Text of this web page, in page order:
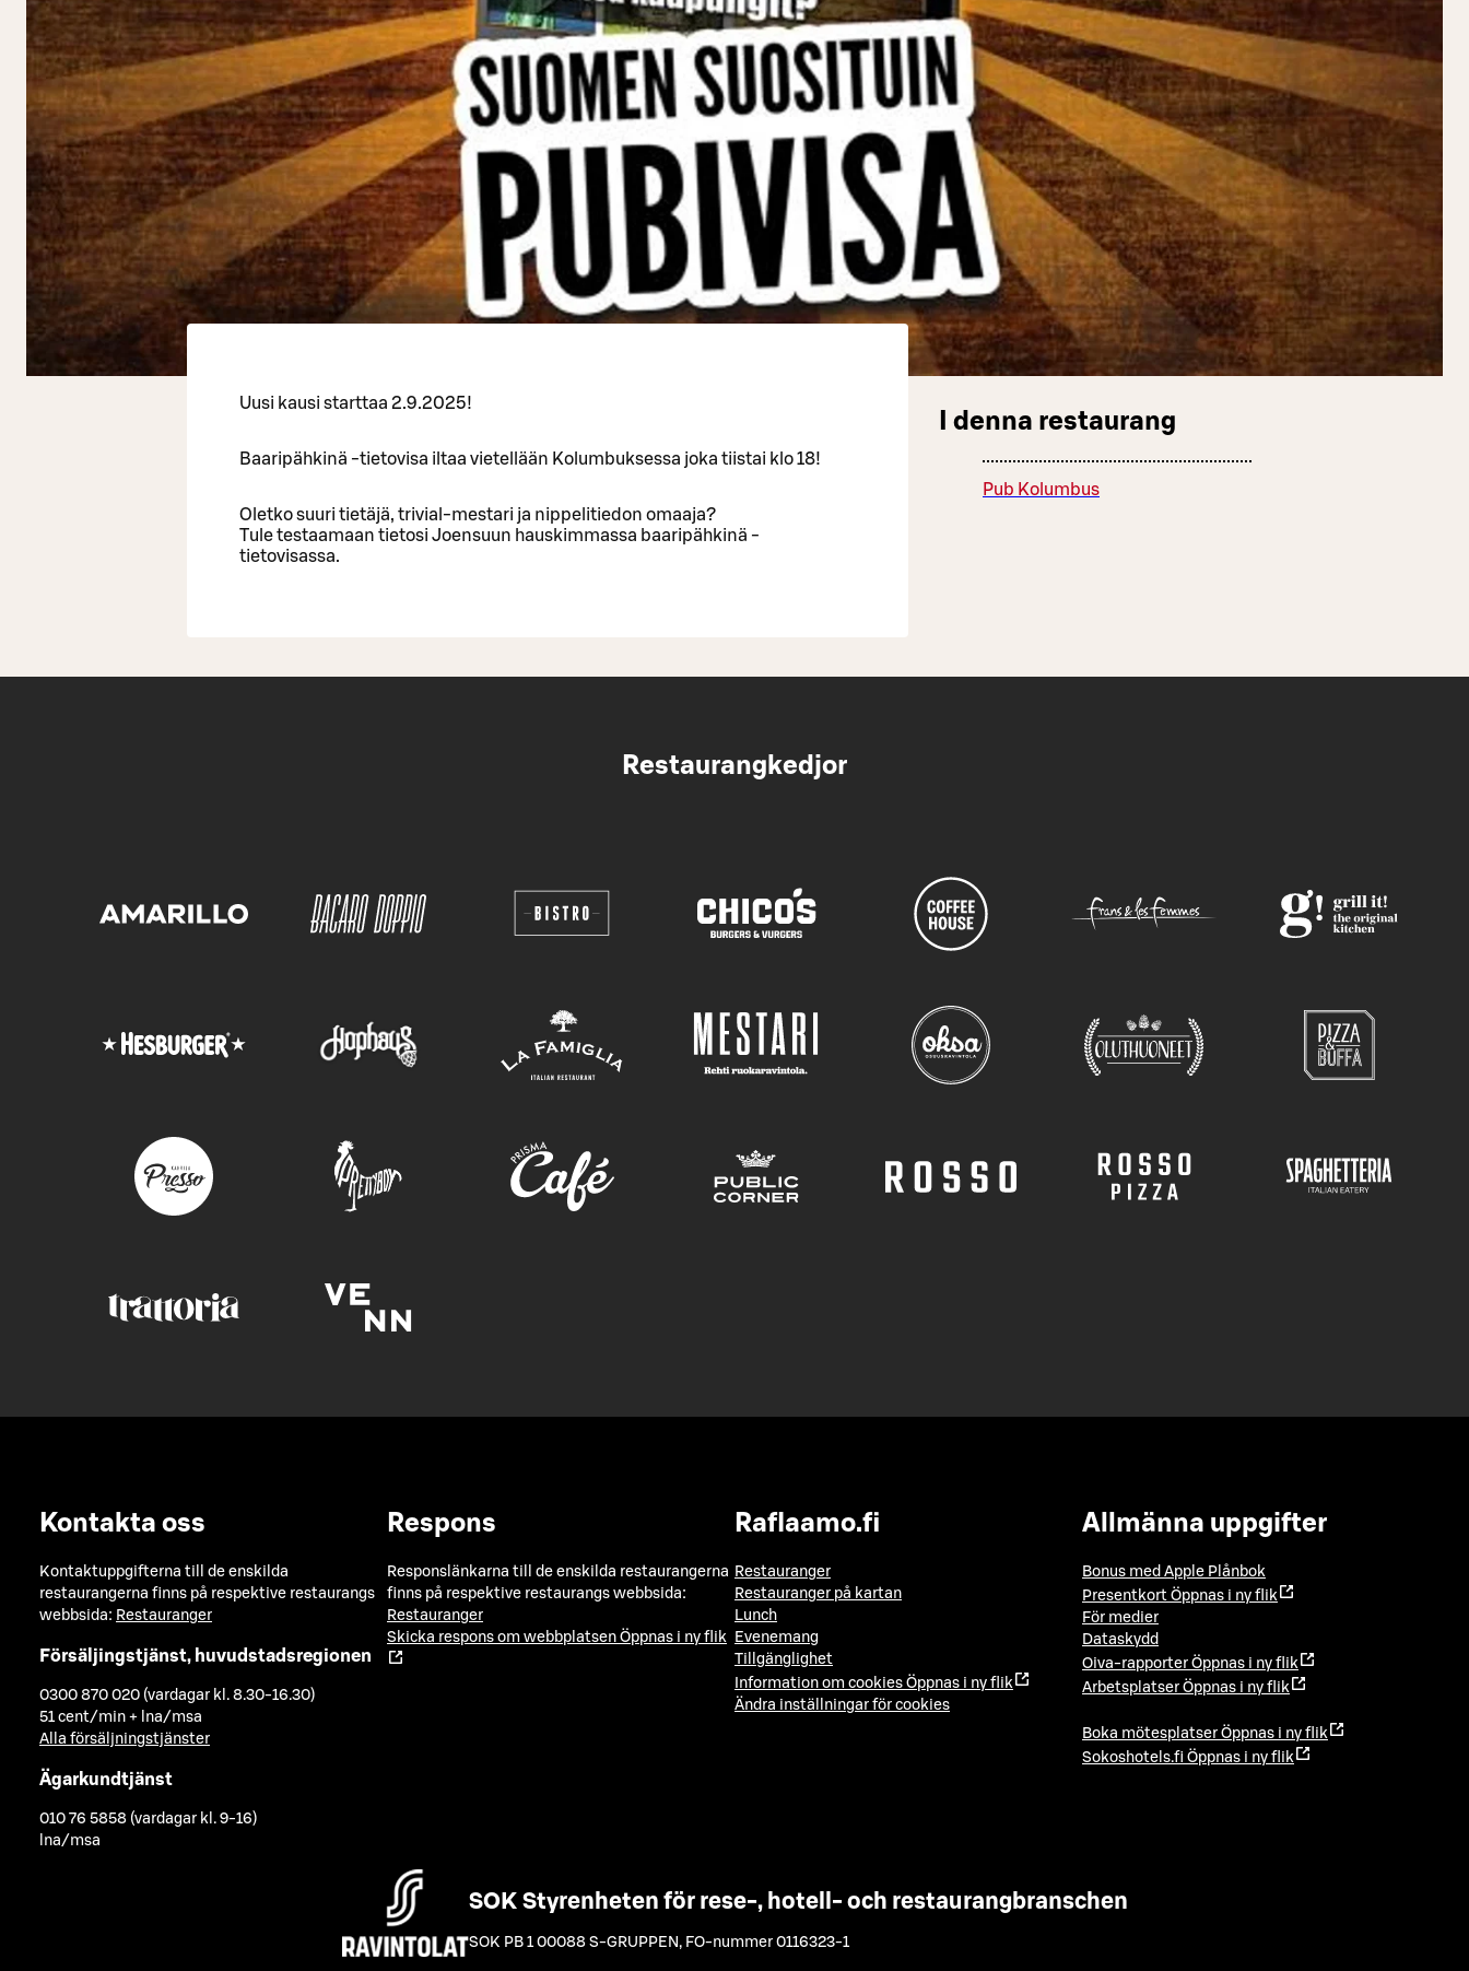
Uusi kausi starttaa 2.9.2025!
Baaripähkinä -tietovisa iltaa vietellään Kolumbuksessa joka tiistai klo 18!
Oletko suuri tietäjä, trivial-mestari ja nippelitiedon omaaja?
Tule testaamaan tietosi Joensuun hauskimmassa baaripähkinä -
tietovisassa.
I denna restaurang
Pub Kolumbus
Restaurangkedjor
Kontakta oss
Kontaktuppgifterna till de enskilda
restaurangerna finns på respektive restaurangs
webbsida: Restauranger
Försäljingstjänst, huvudstadsregionen
0300 870 020 (vardagar kl. 8.30-16.30)
51 cent/min + lna/msa
Alla försäljningstjänster
Ägarkundtjänst
010 76 5858 (vardagar kl. 9-16)
lna/msa
Respons
Responslänkarna till de enskilda restaurangerna
finns på respektive restaurangs webbsida:
Restauranger
Skicka respons om webbplatsen Öppnas i ny flik
Raflaamo.fi
Restauranger
Restauranger på kartan
Lunch
Evenemang
Tillgänglighet
Information om cookies Öppnas i ny flik
Ändra inställningar för cookies
Allmänna uppgifter
Bonus med Apple Plånbok
Presentkort Öppnas i ny flik
För medier
Dataskydd
Oiva-rapporter Öppnas i ny flik
Arbetsplatser Öppnas i ny flik
Boka mötesplatser Öppnas i ny flik
Sokoshotels.fi Öppnas i ny flik
SOK Styrenheten för rese-, hotell- och restaurangbranschen
SOK PB 1 00088 S-GRUPPEN , FO-nummer 0116323-1